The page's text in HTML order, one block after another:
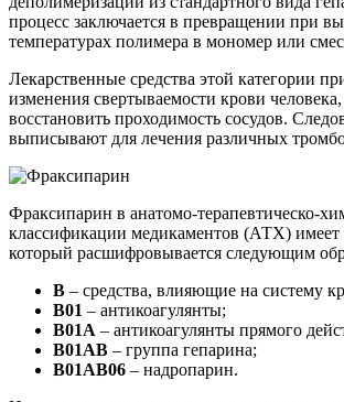
процесс заключается в превращении при
температурах полимера в мономер или
Лекарственные средства этой категории
изменения свертываемости крови
восстановить проходимость сосудов.
выписывают для лечения различных
Фраксипарин в анатомо-терапевтическо-
классификации медикаментов (АТХ) имеет
который расшифровывается следующим
B – средства, влияющие на систему
B01 – антикоагулянты;
B01A – антикоагулянты прямого
B01AB – группа гепарина;
B01AB06 – надропарин.